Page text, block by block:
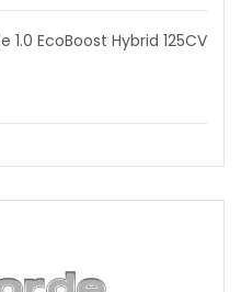
EcoBoost Hybrid 125CV